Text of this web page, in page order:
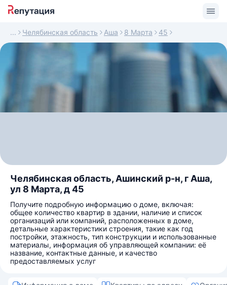
Челябинская область Аша 8 Марта 45
Челябинская область, Ашинский р-н, г Аша,
ул 8 Марта, д 45
Получите подробную информацию о доме, включая:
общее количество квартир в здании, наличие и список
организаций или компаний, расположенных в доме,
детальные характеристики строения, такие как год
постройки, этажность, тип конструкции и использованные
материалы, информация об управляющей компании: её
название, контактные данные, и качество
предоставляемых услуг